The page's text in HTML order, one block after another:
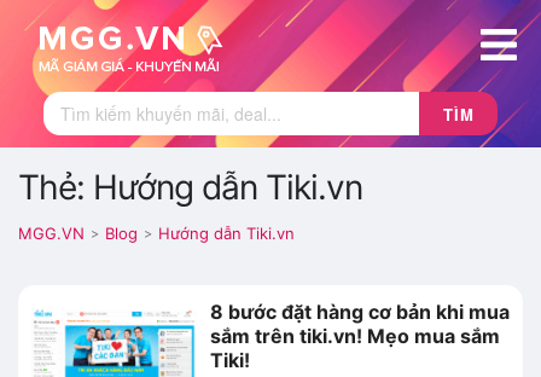
TÌM
Thẻ: Hướng dẫn Tiki.vn
MGG.VN > Blog > Hướng dẫn Tiki.vn
8 bước đặt hàng cơ bản khi mua
sắm trên tiki.vn! Mẹo mua sắm
Tiki!